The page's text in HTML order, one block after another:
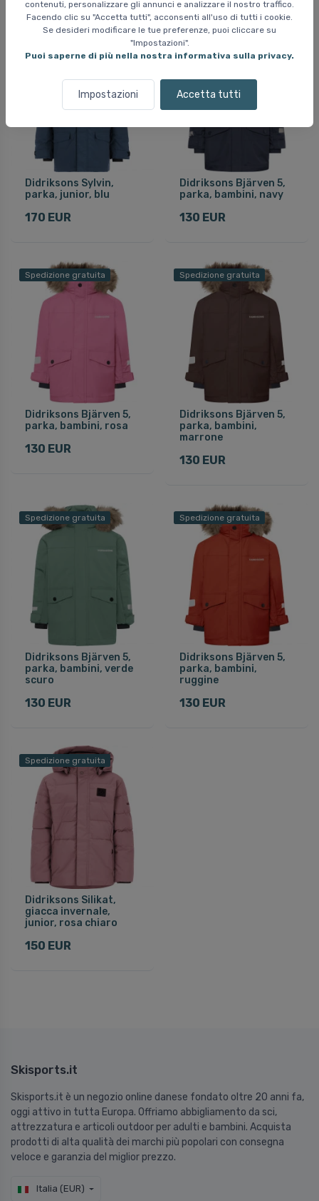
contenuti, personalizzare gli annunci e analizzare il nostro traffico.
Facendo clic su "Accetta tutti", acconsenti all'uso di tutti i cookie.
Se desideri modificare le tue preferenze, puoi cliccare su
"Impostazioni".
Puoi saperne di più nella nostra informativa sulla privacy.
Impostazioni Accetta tutti
Didriksons Sylvin,
parka, junior, blu
170 EUR
Spedizione gratuita
Didriksons Bjärven 5,
parka, bambini, navy
130 EUR
Spedizione gratuita
Didriksons Bjärven 5,
parka, bambini, rosa
130 EUR
Spedizione gratuita
Didriksons Bjärven 5,
parka, bambini,
marrone
130 EUR
Spedizione gratuita
Didriksons Bjärven 5,
parka, bambini, verde
scuro
130 EUR
Spedizione gratuita
Didriksons Bjärven 5,
parka, bambini,
ruggine
130 EUR
Spedizione gratuita
Didriksons Silikat,
giacca invernale,
junior, rosa chiaro
150 EUR
Skisports.it
Skisports.it è un negozio online danese fondato oltre 20 anni fa,
oggi attivo in tutta Europa. Offriamo abbigliamento da sci,
attrezzatura e articoli outdoor per adulti e bambini. Acquista
prodotti di alta qualità dei marchi più popolari con consegna
veloce e garanzia del miglior prezzo.
Italia (EUR)